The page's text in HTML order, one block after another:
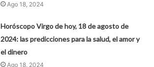
Ago 18, 2024
Horóscopo Virgo de hoy, 18 de agosto de
2024: las predicciones para la salud, el amor y
el dinero
Ago 18, 2024